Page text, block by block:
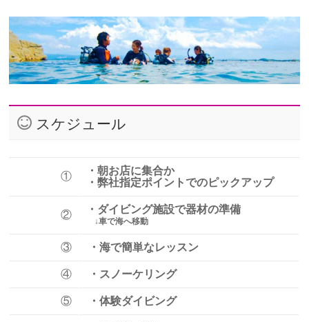
スケジュール
①
・朝お店に集合か
・弊社指定ポイントでのピックアップ
② ・ダイビング施設で器材の準備
↓車で海へ移動
③ ・海で簡単なレッスン
④ ・スノーケリング
⑤ ・体験ダイビング